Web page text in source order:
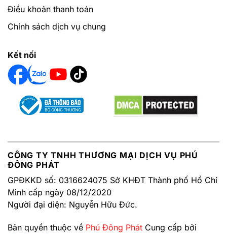
Điều khoản thanh toán
Chính sách dịch vụ chung
Kết nối
CÔNG TY TNHH THƯƠNG MẠI DỊCH VỤ PHÚ
ĐÔNG PHÁT
GPĐKKD số: 0316624075 Sở KHĐT Thành phố Hồ Chí
Minh cấp ngày 08/12/2020
Người đại diện: Nguyễn Hữu Đức.
Bản quyền thuộc về Phú Đông Phát Cung cấp bởi